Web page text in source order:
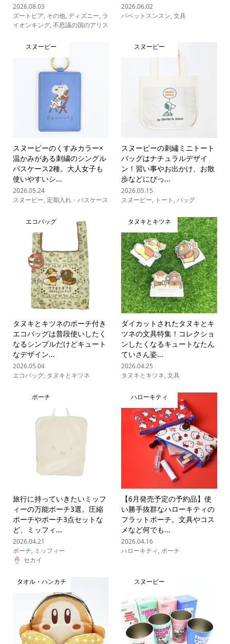
2026.08.03
ズートピア, その他,ディズニー, ラ
イオンキング,不思議の国のアリス
2026.06.02
パペットスンスン,文具
スヌーピー
スヌーピーのくすみカラー×
温かみがある刺繍のシングル
パスケース2種。大人女子も
使いやすいシ...
2026.05.24
スヌーピー, 定期入れ・パスケース
スヌーピー
スヌーピーの刺繡ミニトート
バッグはナチュラルデザイ
ン！習い事やお出かけ、お散
歩などにぴっ...
2026.05.15
スヌーピー, トート ,バッグ
エコバッグ
タヌキとキツネのポーチ付き
エコバッグは普段使いしたく
なるシンプルだけどキュート
なデザイン...
2026.05.04
エコバッグ, タヌキとキツネ
タヌキとキツネ
ダイカットされたタヌキとキ
ツネの文具特集！コレクショ
ンしたくなるキュートなたん
ていさん姿...
2026.04.25
タヌキとキツネ,文具
ポーチ
旅行に持っていきたいミッフ
ィーの万能ポーチ3選。圧縮
ポーチやポーチ3点セットな
ど、ミッフィ...
2026.04.21
ポーチ, ミッフィー
セカイ
ハローキティ
【6月発売予定の予約品】使
い勝手抜群なハローキティの
フラットポーチ。文具やコス
メなど何でも...
2026.04.16
ハローキティ,ポーチ
タオル・ハンカチ スヌーピー